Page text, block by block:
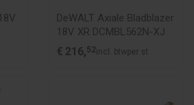
DeWALT Axiale Bladblazer
18V XR DCMBL562N-XJ
€ 216, 52incl. btwper st